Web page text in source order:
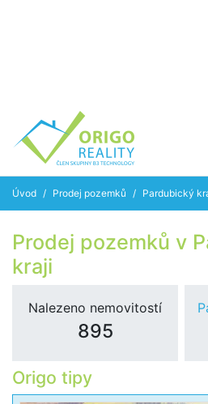
Úvod Prodej pozemků Pardubický
Prodej pozemků v
kraji
Nalezeno nemovitostí
895
Origo tipy